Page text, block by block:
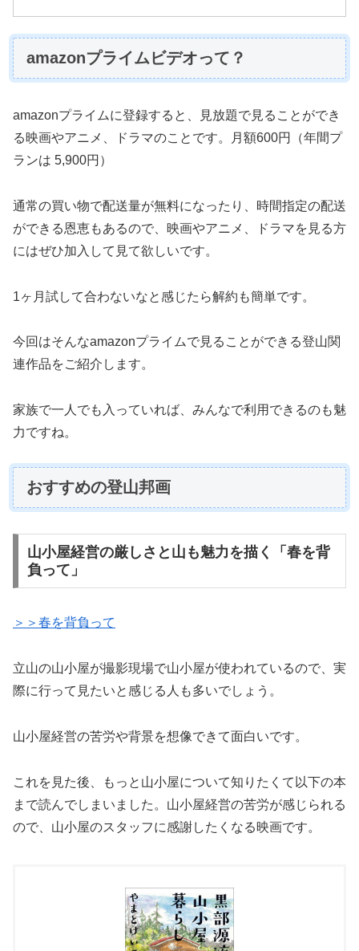
amazonプライムビデオって？
amazonプライムに登録すると、見放題で見ることができ
る映画やアニメ、ドラマのことです。月額600円（年間プ
ランは 5,900円）
通常の買い物で配送量が無料になったり、時間指定の配送
ができる恩恵もあるので、映画やアニメ、ドラマを見る方
にはぜひ加入して見て欲しいです。
1ヶ月試して合わないなと感じたら解約も簡単です。
今回はそんなamazonプライムで見ることができる登山関
連作品をご紹介します。
家族で一人でも入っていれば、みんなで利用できるのも魅
力ですね。
おすすめの登山邦画
山小屋経営の厳しさと山も魅力を描く「春を背
負って」
＞＞春を背負って
立山の山小屋が撮影現場で山小屋が使われているので、実
際に行って見たいと感じる人も多いでしょう。
山小屋経営の苦労や背景を想像できて面白いです。
これを見た後、もっと山小屋について知りたくて以下の本
まで読んでしまいました。山小屋経営の苦労が感じられる
ので、山小屋のスタッフに感謝したくなる映画です。